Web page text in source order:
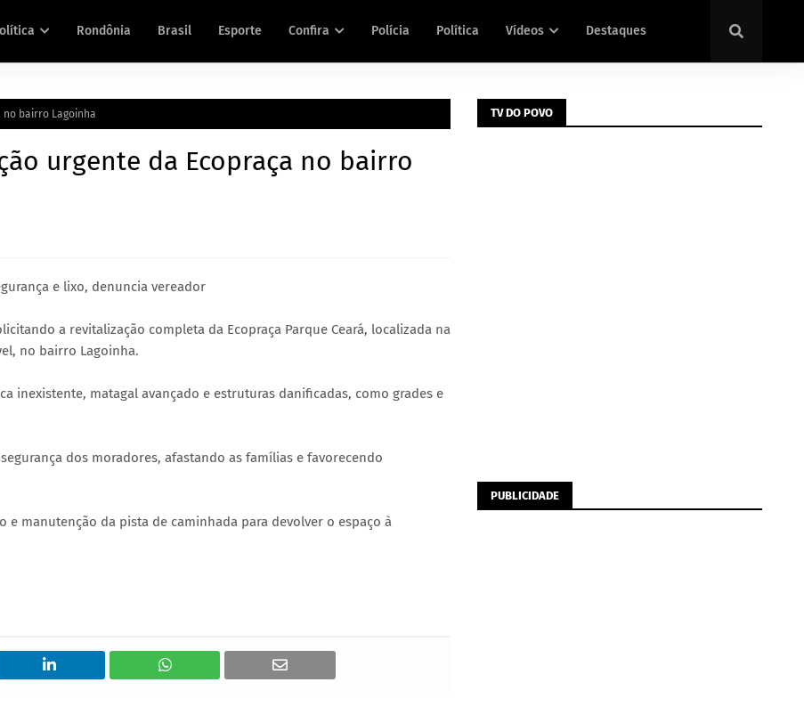
Rondônia Brasil Esporte Confira Polícia Política Vídeos Destaques
no bairro Lagoinha
urgente da Ecopraça no bairro
e lixo, denuncia vereador
a revitalização completa da Ecopraça Parque Ceará, localizada na
no bairro Lagoinha.
inexistente, matagal avançado e estruturas danificadas, como grades e
dos moradores, afastando as famílias e favorecendo
manutenção da pista de caminhada para devolver o espaço à
TV DO POVO
PUBLICIDADE